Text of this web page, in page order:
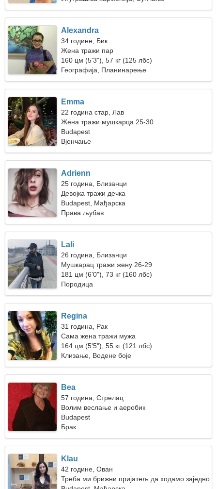
Alexandra
34 године, Бик
Жена тражи пар
160 цм (5'3"), 57 кг (125 лбс)
Географија, Планинарење
Emma
22 година стар, Лав
Жена тражи мушкарца 25-30
Budapest
Вјенчање
Adrienn
25 година, Близанци
Девојка тражи дечка
Budapest, Мађарска
Права љубав
Lali
26 година, Близанци
Мушкарац тражи жену 26-29
181 цм (6'0"), 73 кг (160 лбс)
Породица
Regina
31 година, Рак
Сама жена тражи мужа
164 цм (5'5"), 55 кг (121 лбс)
Клизање, Водене боје
Bea
57 година, Стрелац
Волим веслање и аеробик
Budapest
Брак
Klau
42 године, Ован
Треба ми брижни пријатељ да ходамо заједно